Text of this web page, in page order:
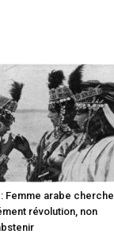
Femme arabe cherche
révolution, non